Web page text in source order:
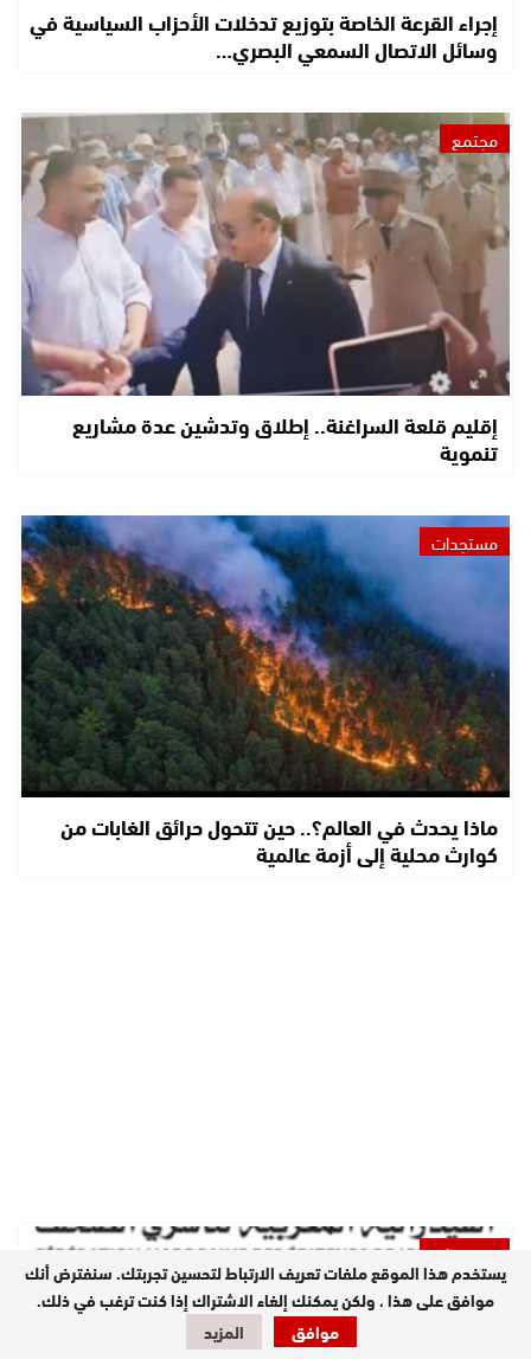
إجراء القرعة الخاصة بتوزيع تدخلات الأحزاب السياسية في
وسائل الاتصال السمعي البصري…
مجتمع
إقليم قلعة السراغنة.. إطلاق وتدشين عدة مشاريع
تنموية
مستجدات
ماذا يحدث في العالم؟.. حين تتحول حرائق الغابات من
كوارث محلية إلى أزمة عالمية
مستجدات
يستخدم هذا الموقع ملفات تعريف الارتباط لتحسين تجربتك. سنفترض أنك
موافق على هذا ، ولكن يمكنك إلغاء الاشتراك إذا كنت ترغب في ذلك.
موافق
المزيد